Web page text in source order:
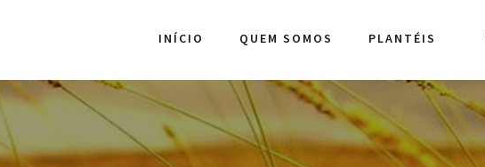
INÍCIO QUEM SOMOS PLANTÉIS